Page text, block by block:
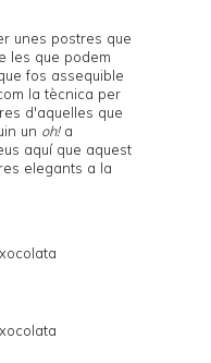
unes postres que
les que podem
fos assequible
la tècnica per
d'aquelles que
un oh!a
aquí que aquest
elegants a la